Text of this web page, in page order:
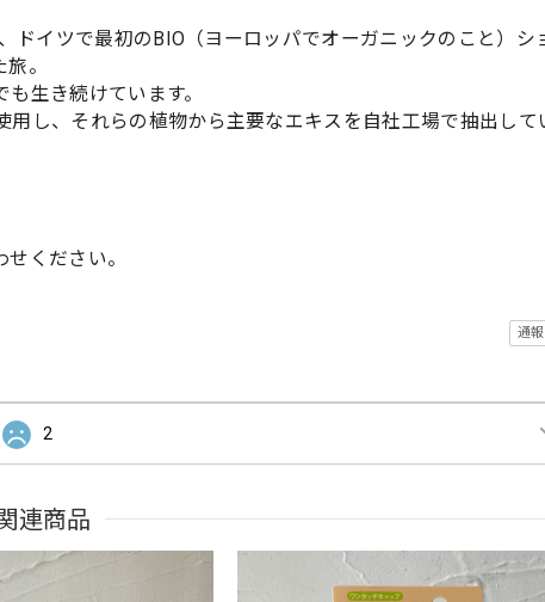
ドイツで最初のBIO（ヨーロッパでオーガニックのこと）シ
。
生き続けています。
し、それらの植物から主要なエキスを自社工場で抽出して
ください。
通
2
連商品